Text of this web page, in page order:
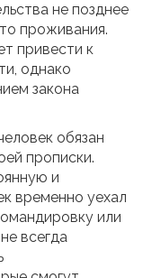
не позднее
проживания.
привести к
однако
закона
обязан
прописки.
и
временно уехал
или
всегда